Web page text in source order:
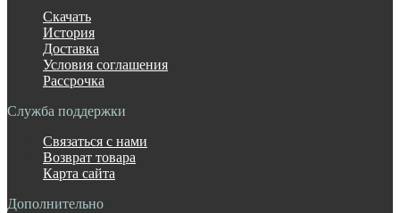
Скачать
История
Доставка
Условия соглашения
Рассрочка
Служба поддержки
Связаться с нами
Возврат товара
Карта сайта
Дополнительно